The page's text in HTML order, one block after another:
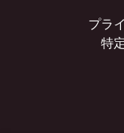
プラ
特